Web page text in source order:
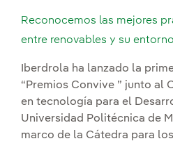
Reconocemos las mejores
entre renovables y su entorno
Iberdrola ha lanzado la
“Premios Convive ” junto al
en tecnología para el
Universidad Politécnica de
marco de la Cátedra para